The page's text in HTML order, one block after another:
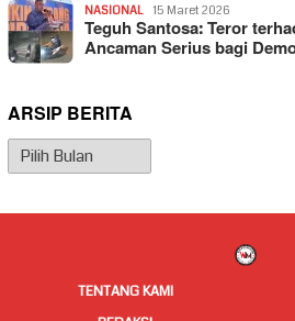
NASIONAL 15 Maret 2026
Teguh Santosa: Teror
Ancaman Serius bagi
ARSIP BERITA
Arsip
Berita
TENTANG KAMI